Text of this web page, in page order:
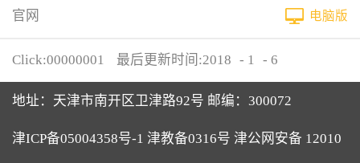
官网 电脑版
Click:00000001 最后更新时间:2018 - 1 - 6
地址：天津市南开区卫津路92号 邮编：300072
津ICP备05004358号-1 津教备0316号 津公网安备 12010